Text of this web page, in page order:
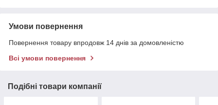
Умови повернення
Повернення товару впродовж 14 днів за домовленістю
Всі умови повернення
Подібні товари компанії